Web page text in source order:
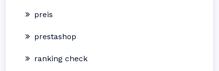
preis
prestashop
ranking check